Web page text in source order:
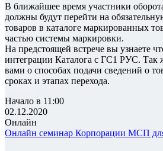
В ближайшее время участники
должны будут перейти на
товаров в каталоге маркированных
частью системы маркировки.
На предстоящей встрече вы узнаете
интеграции Каталога с ГС1 РУС. Так
вами о способах подачи сведений о
сроках и этапах перехода.
Начало в 11:00
02.12.2020
Онлайн
Онлайн семинар Корпорации МСП